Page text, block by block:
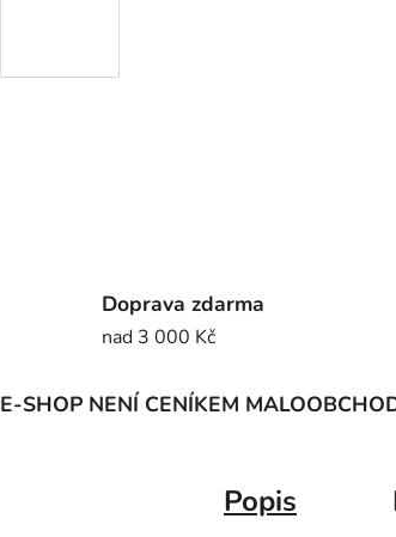
Doprava zdarma
nad 3 000 Kč
E-SHOP NENÍ CENÍKEM
Popis